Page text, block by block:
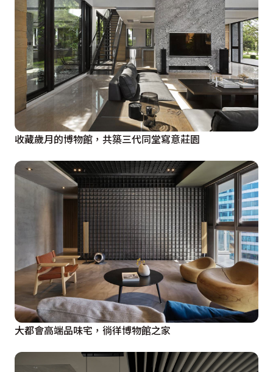
收藏歲月的博物館，共築三代同堂寫意莊園
大都會高端品味宅，徜徉博物館之家